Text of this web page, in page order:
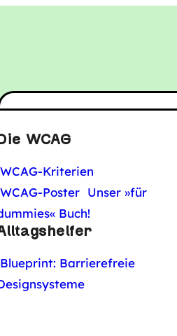
Die WCAG
WCAG-Kriterien
WCAG-Poster Unser »für
Buch!
Blueprint: Barrierefreie
Mobile-
allerdings oft